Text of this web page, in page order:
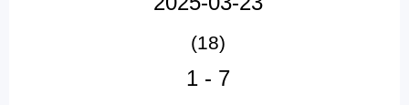
(18)
1- 7